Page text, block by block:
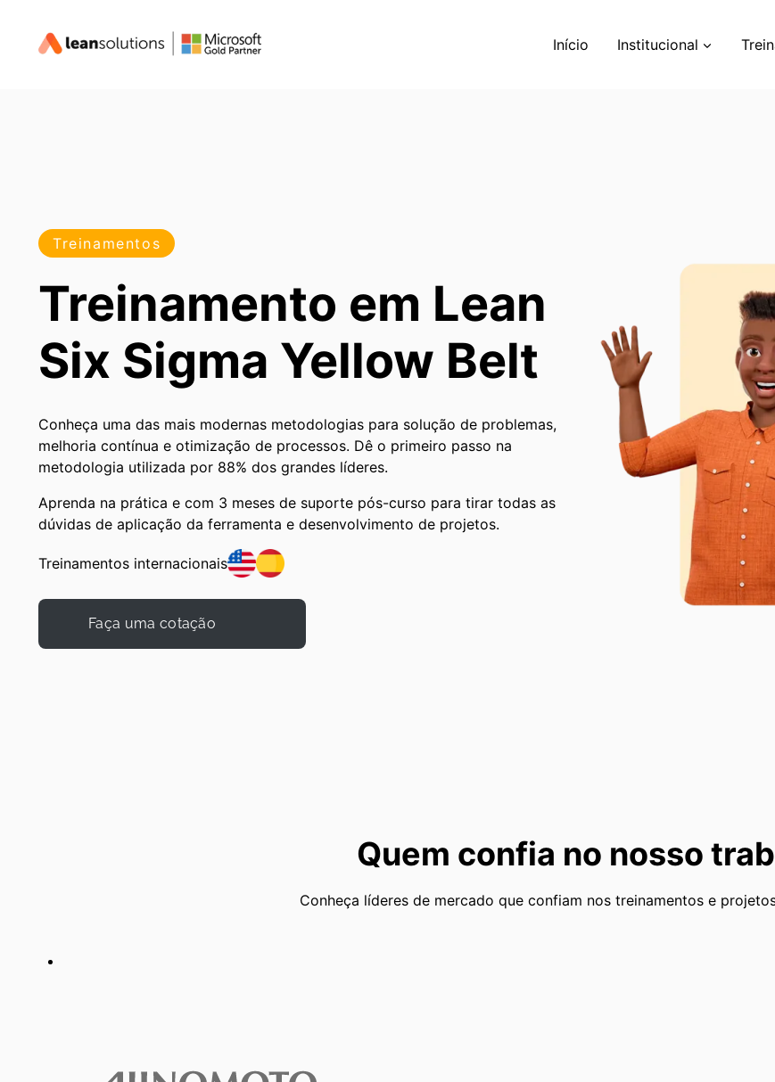
Início Institucional
Treinamentos
Treinamento em Lean
Six Sigma Yellow Belt
Conheça uma das mais modernas metodologias para solução de problemas,
melhoria contínua e otimização de processos. Dê o primeiro passo na
metodologia utilizada por 88% dos grandes líderes.
Aprenda na prática e com 3 meses de suporte​ pós-curso para tirar todas as
dúvidas ​de aplicação da ferramenta e desenvolvimento de projetos.
Treinamentos internacionais
Faça uma cotação
Quem confia no nosso
Conheça líderes de mercado que confiam nos treinamentos e